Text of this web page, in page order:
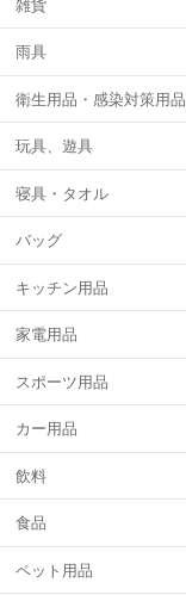
雑貨
雨具
衛生用品・感染対策用品
玩具、遊具
寝具・タオル
バッグ
キッチン用品
家電用品
スポーツ用品
カー用品
飲料
食品
ペット用品